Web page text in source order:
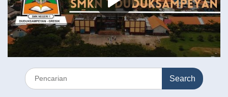
Search
for: